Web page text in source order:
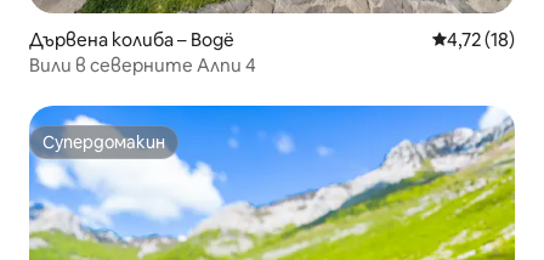
Дървена колиба – Bogë Средна
4,72 (18)
Вили в северните Алпи 4
Супердомакин
Супердомакин